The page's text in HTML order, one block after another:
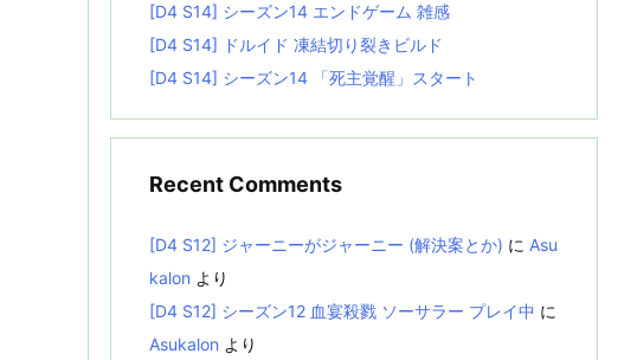
[D4 S14] シーズン14 エンドゲーム 雑感
[D4 S14] ドルイド 凍結切り裂きビルド
[D4 S14] シーズン14 「死主覚醒」スタート
Recent Comments
[D4 S12] ジャーニーがジャーニー (解決案とか) に Asu
kalon より
[D4 S12] シーズン12 血宴殺戮 ソーサラー プレイ中 に
Asukalon より